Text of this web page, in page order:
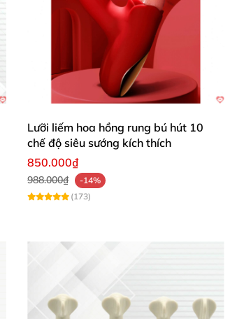
Lưỡi liếm hoa hồng rung bú hút 10
chế độ siêu sướng kích thích
850.000₫
988.000₫
-14%
(173)